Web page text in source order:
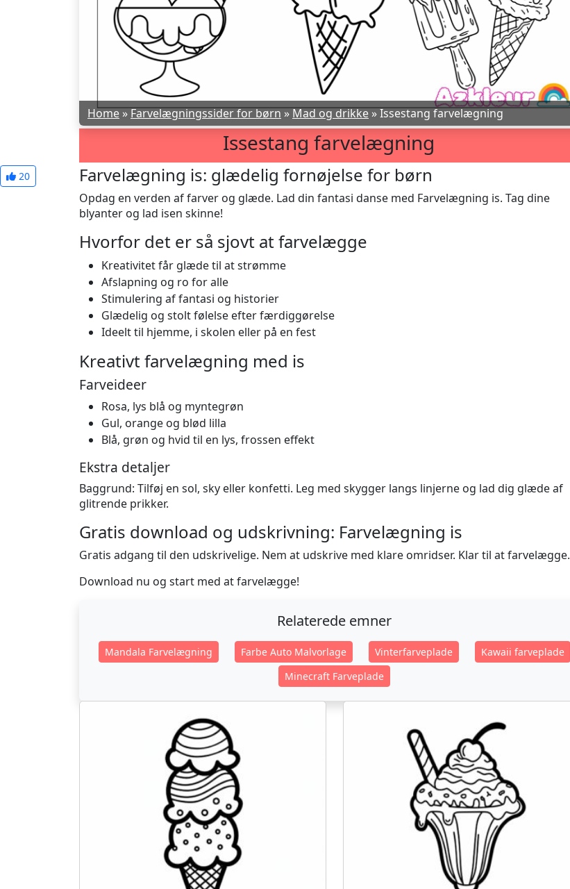
Home»Farvelægningssider for børn»Mad og drikke»Issestang farvelægning
Issestang farvelægning
20 Farvelægning is: glædelig fornøjelse for børn
Opdag en verden af farver og glæde. Lad din fantasi danse med Farvelægning is. Tag dine
blyanter og lad isen skinne!
Hvorfor det er så sjovt at farvelægge
Kreativitet får glæde til at strømme
Afslapning og ro for alle
Stimulering af fantasi og historier
Glædelig og stolt følelse efter færdiggørelse
Ideelt til hjemme, i skolen eller på en fest
Kreativt farvelægning med is
Farveideer
Rosa, lys blå og myntegrøn
Gul, orange og blød lilla
Blå, grøn og hvid til en lys, frossen effekt
Ekstra detaljer
Baggrund: Tilføj en sol, sky eller konfetti. Leg med skygger langs linjerne og lad dig glæde af
glitrende prikker.
Gratis download og udskrivning: Farvelægning is
Gratis adgang til den udskrivelige. Nem at udskrive med klare omridser. Klar til at farvelægge.
Download nu og start med at farvelægge!
Relaterede emner
Mandala Farvelægning Farbe Auto Malvorlage Vinterfarveplade
Kawaii farveplade
Minecraft Farveplade